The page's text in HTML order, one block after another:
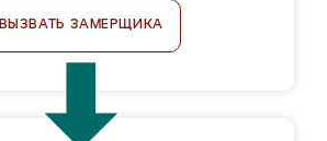
ВЫЗВАТЬ ЗАМЕРЩИКА